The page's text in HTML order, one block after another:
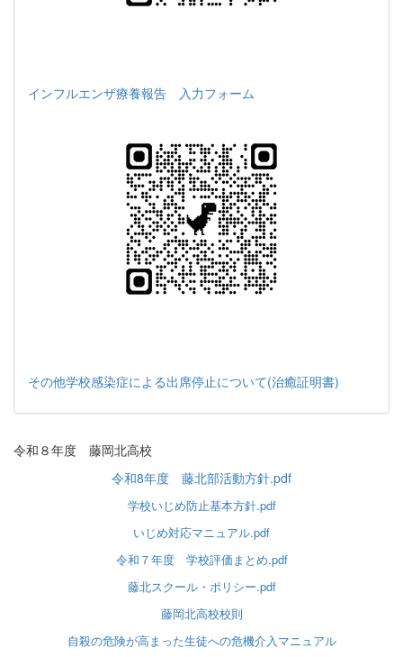
インフルエンザ療養報告 入力フォーム
その他学校感染症による出席停止について(治癒証明書)
令和８年度 藤岡北高校
令和8年度 藤北部活動方針.pdf
学校いじめ防止基本方針.pdf
いじめ対応マニュアル.pdf
令和７年度 学校評価まとめ.pdf
藤北スクール・ポリシー.pdf
藤岡北高校校則
自殺の危険が高まった生徒への危機介入マニュアル